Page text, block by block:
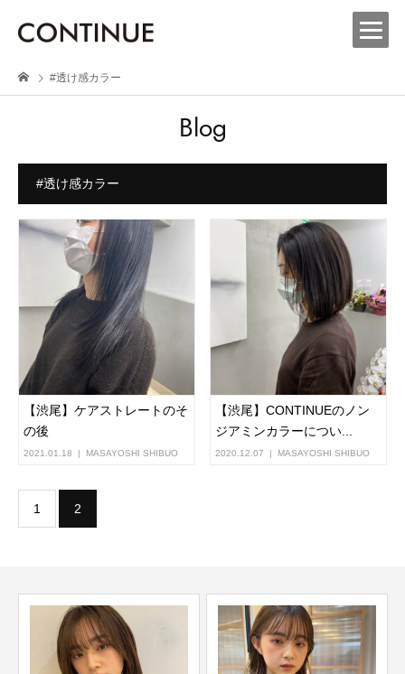
#透け感カラー
Blog
#透け感カラー
【渋尾】ケアストレートのそ
の後
2021.01.18 MASAYOSHI SHIBUO
【渋尾】CONTINUEのノン
ジアミンカラーについ...
2020.12.07 MASAYOSHI SHIBUO
1 2